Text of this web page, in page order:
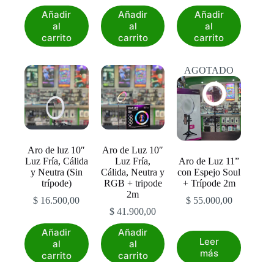
Añadir
al
carrito
Añadir
al
carrito
Añadir
al
carrito
Aro de luz 10″
Luz Fría, Cálida
y Neutra (Sin
trípode)
$ 16.500,00
Añadir
al
carrito
Aro de Luz 10″
Luz Fría,
Cálida, Neutra y
RGB + tripode
2m
$ 41.900,00
Añadir
al
carrito
AGOTADO
Aro de Luz 11”
con Espejo Soul
+ Trípode 2m
$55.000,00
Leer
más